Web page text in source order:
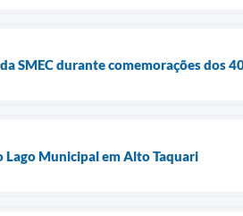
SMEC durante comemorações dos
Lago Municipal em Alto Taquari